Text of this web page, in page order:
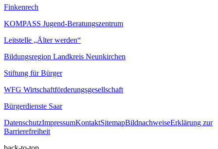
Finkenrech
KOMPASS Jugend-Beratungszentrum
Leitstelle „Älter werden“
Bildungsregion Landkreis Neunkirchen
Stiftung für Bürger
WFG Wirtschaftförderungsgesellschaft
Bürgerdienste Saar
DatenschutzImpressumKontaktSitemapBildnachweiseErklärung zur
Barrierefreiheit